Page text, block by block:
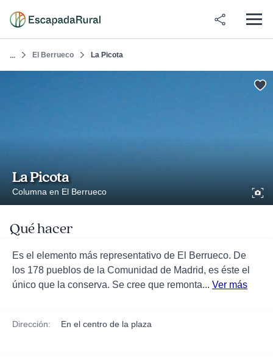
... El Berrueco La Picota
La Picota
Columna en El Berrueco
Qué hacer
Es el elemento más representativo de El Berrueco. De
los 178 pueblos de la Comunidad de Madrid, es éste el
único que la conserva. Se cree que remonta... Ver más
Dirección: En el centro de la plaza